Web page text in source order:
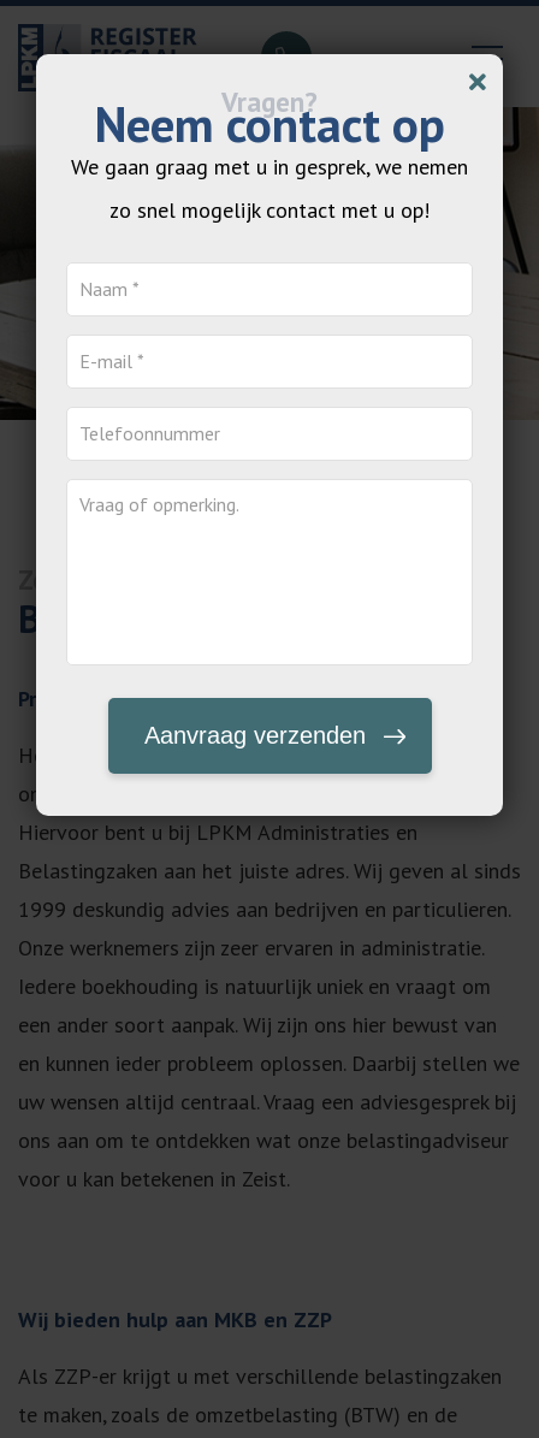
Totaal advisering
Belastingadviseur Zeist
Professionele belastingadviseur in Zeist inhuren
Heeft u behoefte aan financiële en fiscale
ondersteuning van een belastingadviseur in Zeist?
Hiervoor bent u bij LPKM Administraties en
Belastingzaken aan het juiste adres. Wij geven al sinds
1999 deskundig advies aan bedrijven en particulieren.
Onze werknemers zijn zeer ervaren in administratie.
Iedere boekhouding is natuurlijk uniek en vraagt om
een ander soort aanpak. Wij zijn ons hier bewust van
en kunnen ieder probleem oplossen. Daarbij stellen we
uw wensen altijd centraal. Vraag een adviesgesprek bij
ons aan om te ontdekken wat onze belastingadviseur
voor u kan betekenen in Zeist.
Wij bieden hulp aan MKB en ZZP
Als ZZP-er krijgt u met verschillende belastingzaken
te maken, zoals de omzetbelasting (BTW) en de
Neem contact op
We gaan graag met u in gesprek, we nemen
zo snel mogelijk contact met u op!